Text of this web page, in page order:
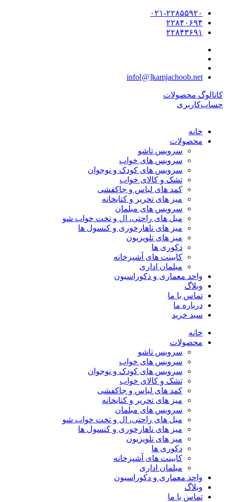
۰۲۱-۲۲۸۵۵۹۲۰
۲۲۸۴۰۶۹۴
۲۲۸۴۳۶۹۱
info[@]kamjachoob.net
کاتالوگ محصولات
حساب‌کاربری
خانه
محصولات
سرویس تاشو
سرویس های خواب
سرویس های کودک و نوجوان
تشک و کالای خواب
کمد های لباس و جاکفشی
میز های تحریر و کتابخانه
سرویس های مبلمان
مبل های راحتی، ال و تخت خواب شو
میز های ناهارخوری و کنسول ها
میز های تلویزیون
دکوری ها
کابینت های آشپزخانه
مبلمان اداری
واحد معماری و دکوراسیون
وبلاگ
تماس با ما
درباره ما
سبد خرید
خانه
محصولات
سرویس تاشو
سرویس های خواب
سرویس های کودک و نوجوان
تشک و کالای خواب
کمد های لباس و جاکفشی
میز های تحریر و کتابخانه
سرویس های مبلمان
مبل های راحتی، ال و تخت خواب شو
میز های ناهارخوری و کنسول ها
میز های تلویزیون
دکوری ها
کابینت های آشپزخانه
مبلمان اداری
واحد معماری و دکوراسیون
وبلاگ
تماس با ما